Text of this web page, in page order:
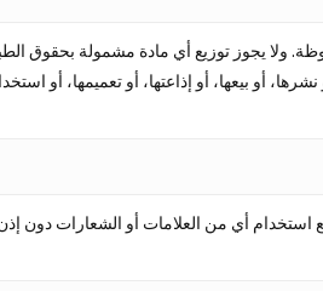
يجوز توزيع أي مادة مشمولة بحقوق الطبع
أو نشرها، أو بيعها، أو إذاعتها، أو
استخدام أي من العلامات أو الشعارات